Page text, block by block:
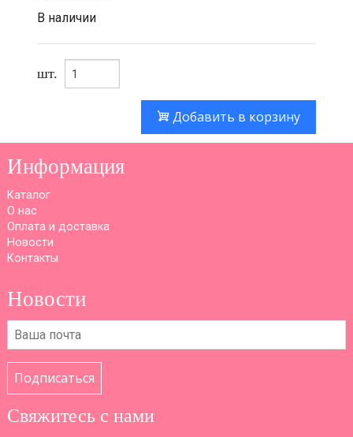
В наличии
шт.
Добавить в корзину
Информация
Каталог
О нас
Оплата и доставка
Новости
Контакты
Новости
Подписаться
Свяжитесь с нами